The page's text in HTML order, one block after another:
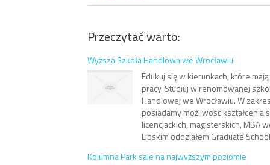
Przeczytać warto:
Wyższa Szkoła Handlowa we Wrocławiu
Edukuj się w kierunkach, które
pracy. Studiuj w renomowanej
Handlowej we Wrocławiu. W
posiadamy możliwość kształcenia
licencjackich, magisterskich, MBA
Lipskim oddziałem Graduate
Kolumna Park sale na najwyższym poziomie